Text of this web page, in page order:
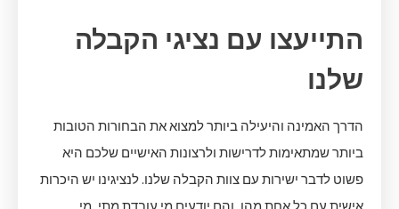
התייעצו עם נציגי הקבלה
שלנו
הדרך האמינה והיעילה ביותר למצוא את הבחורות הטובות
ביותר שמתאימות לדרישות ולרצונות האישיים שלכם היא
פשוט לדבר ישירות עם צוות הקבלה שלנו. לנציגינו יש היכרות